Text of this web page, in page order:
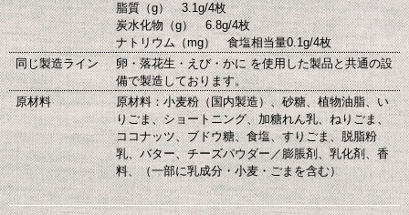
脂質（g） 3.1g/4枚
炭水化物（g） 6.8g/4枚
ナトリウム（mg） 食塩相当量0.1g/4枚
同じ製造ライン
卵・落花生・えび・かに を使用した製品と共通の設
備で製造しております。
原材料
原材料：小麦粉（国内製造）、砂糖、植物油脂、い
りごま、ショートニング、加糖れん乳、ねりごま、
ココナッツ、ブドウ糖、食塩、すりごま、脱脂粉
乳、バター、チーズパウダー／膨脹剤、乳化剤、香
料、（一部に乳成分・小麦・ごまを含む）